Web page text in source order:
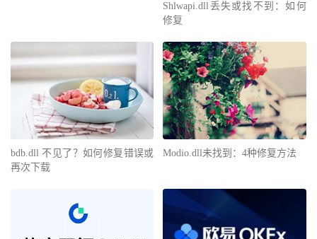
Shlwapi.dll丢失或找不到：如何
修复
bdb.dll 不见了？如何修复错误或
再次下载
Modio.dll未找到：4种修复方法